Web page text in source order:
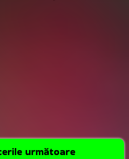
următoare